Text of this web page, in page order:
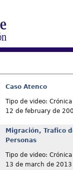
Caso Atenco
Tipo de video: Crónica
12 de february de
Migración, Trafico
Personas
Tipo de video: Crónica
13 de march de 2013